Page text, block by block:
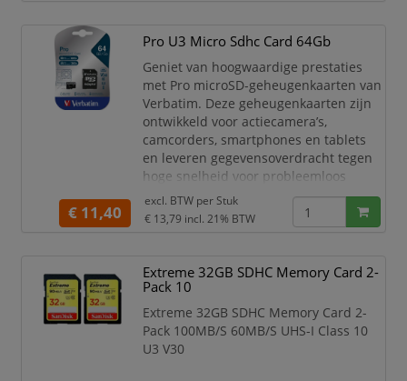
Leessnelheid 25 MB/s
Design
Kleur van het product Zwart
Veiligheidsfunties
Schokbestendig,
Temperatuurbestendig, Röntg
Pro U3 Micro Sdhc Card 64Gb
Geniet van hoogwaardige prestaties
met Pro microSD-geheugenkaarten van
Verbatim. Deze geheugenkaarten zijn
ontwikkeld voor actiecamera’s,
camcorders, smartphones en tablets
en leveren gegevensoverdracht tegen
hoge snelheid voor probleemloos
opnemen en afspelen in 4K Ultra HD.
Ervaar supersnelle gegevensoverdracht
classificatie, waardoor snel bekijken en
bewerken mogelijk wordt.
€ 11,40
excl. BTW per Stuk
€ 13,79 incl. 21% BTW
Extreme 32GB SDHC Memory Card 2-
Pack 10
Extreme 32GB SDHC Memory Card 2-
Pack 100MB/S 60MB/S UHS-I Class 10
U3 V30